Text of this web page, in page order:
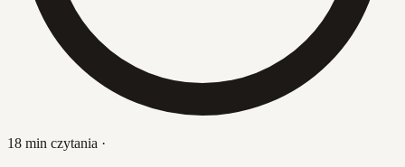
18 min czytania ·